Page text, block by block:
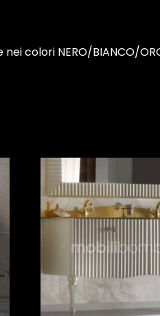
colori NERO/BIANCO/